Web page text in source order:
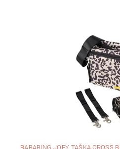
BABABING JOEY TAŠKA CROSS